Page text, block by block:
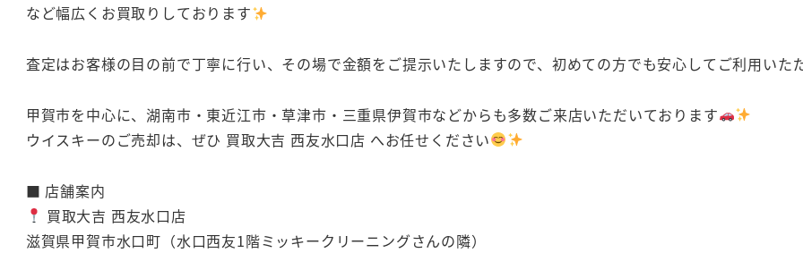
など幅広くお買取りしております
査定はお客様の目の前で丁寧に行い、その場で金額をご提示いたしますので、初めての方でも安心してご利用いた
甲賀市を中心に、湖南市・東近江市・草津市・三重県伊賀市などからも多数ご来店いただいております
ウイスキーのご売却は、ぜひ 買取大吉 西友水口店 へお任せください
■ 店舗案内
買取大吉 西友水口店
滋賀県甲賀市水口町（水口西友1階ミッキークリーニングさんの隣）